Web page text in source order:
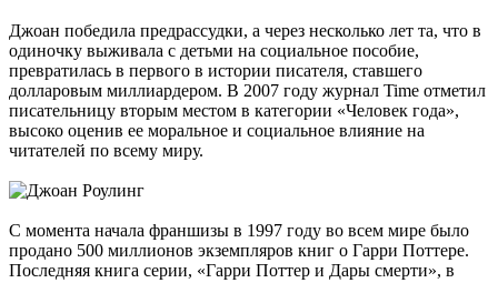
Джоан победила предрассудки, а через несколько лет та, что в
одиночку выживала с детьми на социальное пособие,
превратилась в первого в истории писателя, ставшего
долларовым миллиардером. В 2007 году журнал Time отметил
писательницу вторым местом в категории «Человек года»,
высоко оценив ее моральное и социальное влияние на
читателей по всему миру.
С момента начала франшизы в 1997 году во всем мире было
продано 500 миллионов экземпляров книг о Гарри Поттере.
Последняя книга серии, «Гарри Поттер и Дары смерти», в